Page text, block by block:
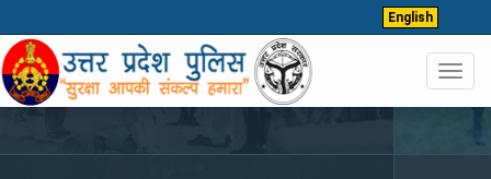
English